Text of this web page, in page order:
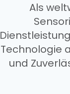
Als
Technologie
und